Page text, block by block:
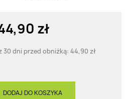
zł
30 dni przed obniżką: 44,90 zł
DODAJ DO KOSZYKA